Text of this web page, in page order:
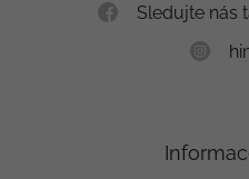
Sledujte nás